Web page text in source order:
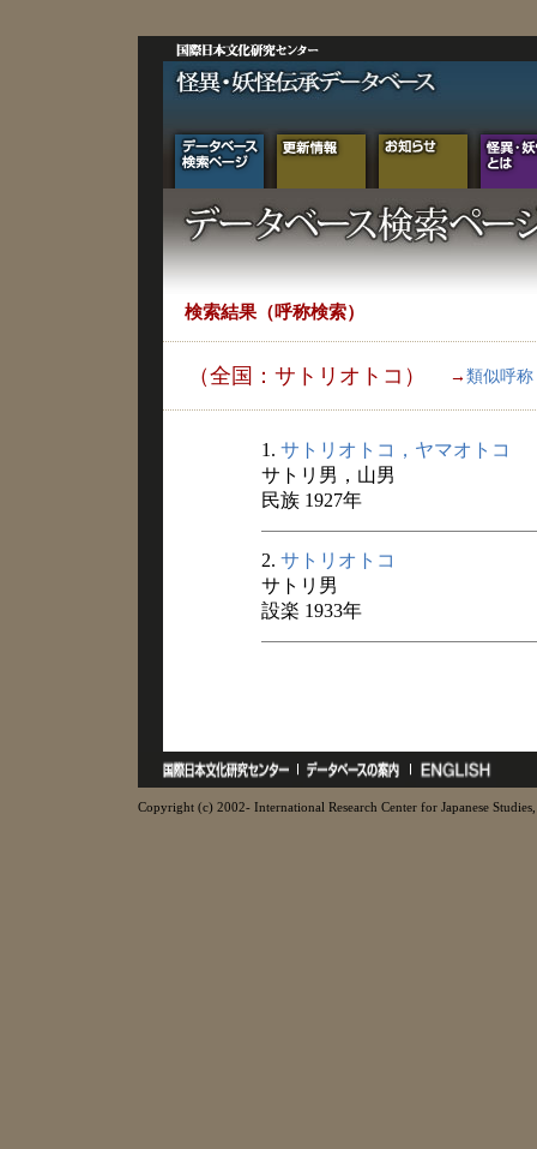
検索結果（呼称検索）
（全国：サトリオトコ） → 類似呼称
1. サトリオトコ，ヤマオトコ
サトリ男，山男
民族 1927年
2. サトリオトコ
サトリ男
設楽 1933年
Copyright (c) 2002- International Research Center for Japanese